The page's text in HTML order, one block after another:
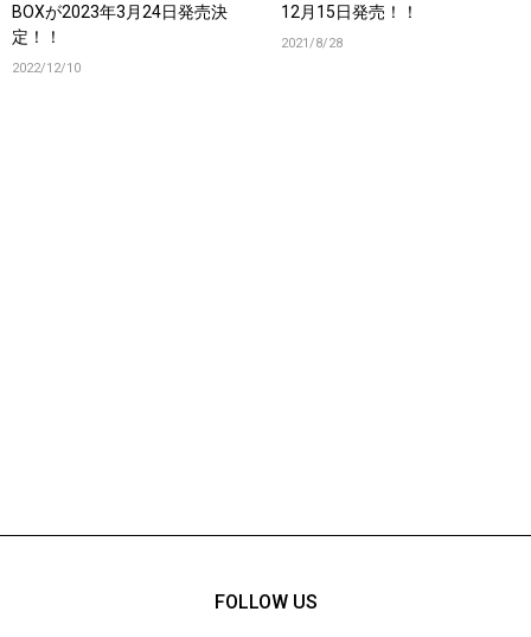
BOXが2023年3月24日発売決
定！！
2022/12/10
12月15日発売！！
2021/8/28
FOLLOW US